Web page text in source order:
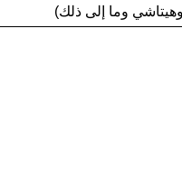
وما إلى ذلك)